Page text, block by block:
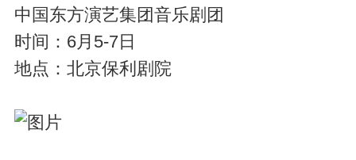
中国东方演艺集团音乐剧团
时间：6月5-7日
地点：北京保利剧院